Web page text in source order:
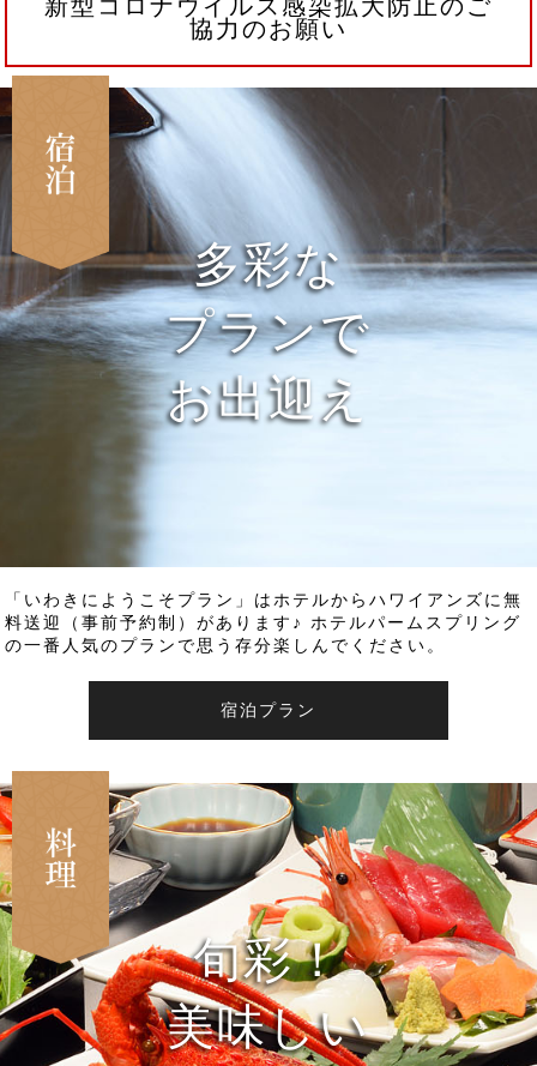
新型コロナウイルス感染拡大防止のご
協力のお願い
多彩な
プランで
お出迎え
「いわきにようこそプラン」はホテルからハワイアンズに無
料送迎（事前予約制）があります♪ ホテルパームスプリング
の一番人気のプランで思う存分楽しんでください。
宿泊プラン
旬彩！
美味しい